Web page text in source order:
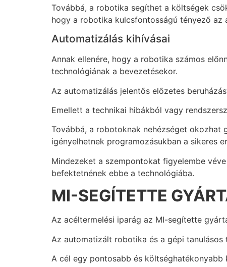
Továbbá, a robotika segíthet a költségek
hogy a robotika kulcsfontosságú tényező az
Automatizálás kihívásai
Annak ellenére, hogy a robotika számos
technológiának a bevezetésekor.
Az automatizálás jelentős előzetes
Emellett a technikai hibákból vagy
Továbbá, a robotoknak nehézséget
igényelhetnek programozásukban a sikeres
Mindezeket a szempontokat figyelembe
befektetnének ebbe a technológiába.
MI-SEGÍTETTE
Az acéltermelési iparág az MI-segítette
Az automatizált robotika és a gépi
A cél egy pontosabb és költséghatékonyabb